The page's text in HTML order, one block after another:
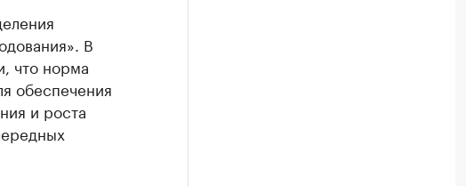
В
что норма
обеспечения
и роста